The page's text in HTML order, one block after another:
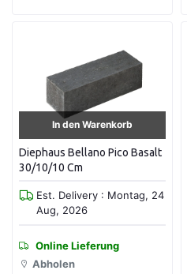
In den Warenkorb
Diephaus Bellano Pico Basalt
30/10/10 Cm
Est. Delivery : Montag, 24
Aug, 2026
Online Lieferung
Abholen